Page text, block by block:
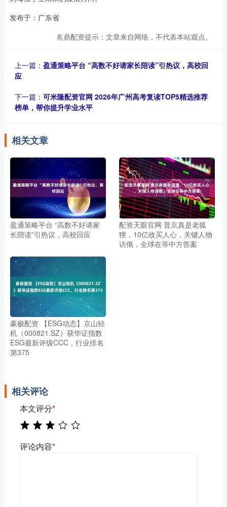
发布于：广东省
名鼎配资提示：文章来自网络，不代表本站观点。
上一篇： 盈通策略平台 “高数不好请家长陪读”引热议，高校回
应
下一篇： 可米隆配资官网 2026年广州高考复读TOP5精选推荐
榜单，帮你提升学业水平
相关文章
盈通策略平台 “高数不好请家
长陪读”引热议，高校回应
配资天眼官网 普京真是老狐
狸，10亿收买人心，关键人物
访俄，全球在等中方答案
豪极配资 【ESG动态】京山轻
机（000821.SZ）获华证指数
ESG最新评级CCC，行业排名
第375
相关评论
本文评分*
评论内容*